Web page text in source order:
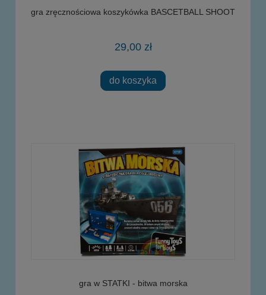
gra zręcznościowa koszykówka BASCETBALL SHOOT
29,00 zł
do koszyka
gra w STATKI - bitwa morska